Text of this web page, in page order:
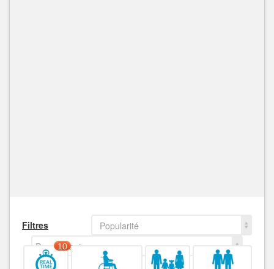
Filtres
Popularité
Decroissant
10